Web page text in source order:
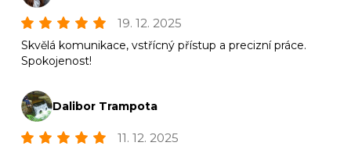
19. 12. 2025
Skvělá komunikace, vstřícný přístup a precizní práce.
Spokojenost!
Dalibor Trampota
11. 12. 2025